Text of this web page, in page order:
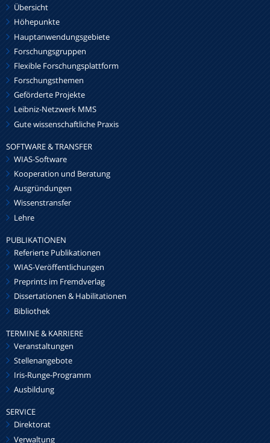
Übersicht
Höhepunkte
Hauptanwendungsgebiete
Forschungsgruppen
Flexible Forschungsplattform
Forschungsthemen
Geförderte Projekte
Leibniz-Netzwerk MMS
Gute wissenschaftliche Praxis
SOFTWARE & TRANSFER
WIAS-Software
Kooperation und Beratung
Ausgründungen
Wissenstransfer
Lehre
PUBLIKATIONEN
Referierte Publikationen
WIAS-Veröffentlichungen
Preprints im Fremdverlag
Dissertationen & Habilitationen
Bibliothek
TERMINE & KARRIERE
Veranstaltungen
Stellenangebote
Iris-Runge-Programm
Ausbildung
SERVICE
Direktorat
Verwaltung